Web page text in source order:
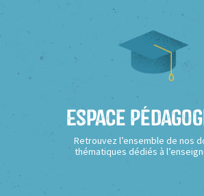
Espace
Retrouvez l’ensemble de nos
thématiques dédiés à